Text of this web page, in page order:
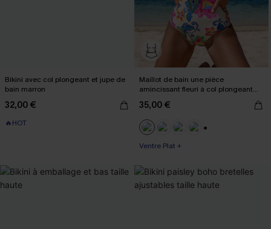
Bikini avec col plongeant et jupe de
bain marron
32,00 €
🔥HOT
Maillot de bain une pièce
amincissant fleuri à col plongeant
35,00 €
Ventre Plat +